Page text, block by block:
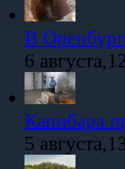
В
6
Капибара
5